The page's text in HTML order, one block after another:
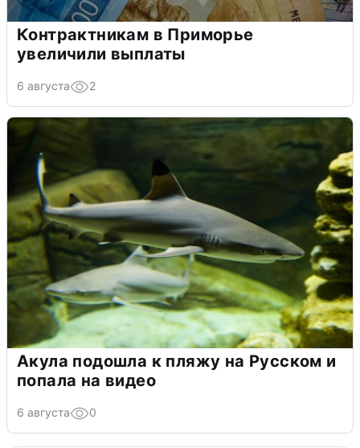
Контрактникам в Приморье
увеличили выплаты
6 августа 2
Акула подошла к пляжу на Русском и
попала на видео
6 августа 0